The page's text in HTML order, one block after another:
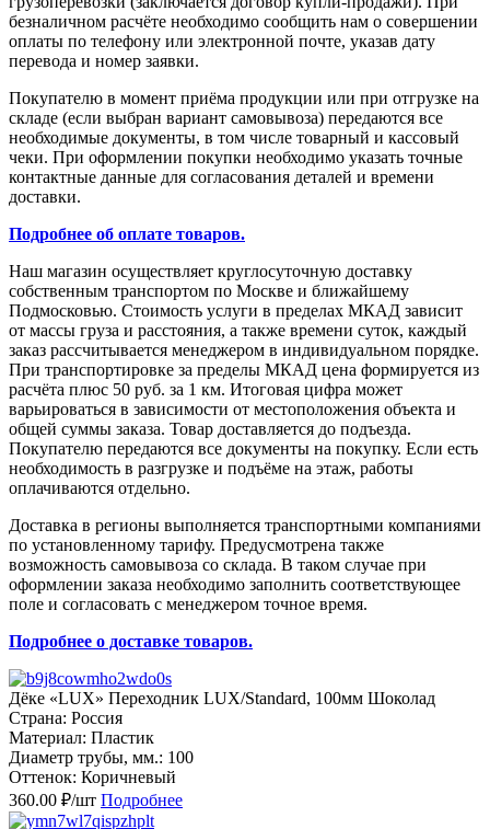
безналичном расчёте необходимо сообщить нам о совершении
оплаты по телефону или электронной почте, указав дату
перевода и номер заявки.
Покупателю в момент приёма продукции или при отгрузке на
складе (если выбран вариант самовывоза) передаются все
необходимые документы, в том числе товарный и кассовый
чеки. При оформлении покупки необходимо указать точные
контактные данные для согласования деталей и времени
доставки.
Подробнее об оплате товаров.
Наш магазин осуществляет круглосуточную доставку
собственным транспортом по Москве и ближайшему
Подмосковью. Стоимость услуги в пределах МКАД зависит
от массы груза и расстояния, а также времени суток, каждый
заказ рассчитывается менеджером в индивидуальном порядке.
При транспортировке за пределы МКАД цена формируется из
расчёта плюс 50 руб. за 1 км. Итоговая цифра может
варьироваться в зависимости от местоположения объекта и
общей суммы заказа. Товар доставляется до подъезда.
Покупателю передаются все документы на покупку. Если есть
необходимость в разгрузке и подъёме на этаж, работы
оплачиваются отдельно.
Доставка в регионы выполняется транспортными компаниями
по установленному тарифу. Предусмотрена также
возможность самовывоза со склада. В таком случае при
оформлении заказа необходимо заполнить соответствующее
поле и согласовать с менеджером точное время.
Подробнее о доставке товаров.
Дёке «LUX» Переходник LUX/Standard, 100мм Шоколад
Страна: Россия
Материал: Пластик
Диаметр трубы, мм.: 100
Оттенок: Коричневый
360.00 ₽/шт Подробнее